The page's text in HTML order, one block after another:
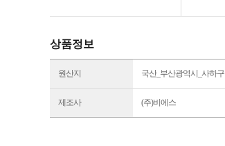
상품정보
원산지 국산_부산광역시_사하구
제조사 (주)비에스